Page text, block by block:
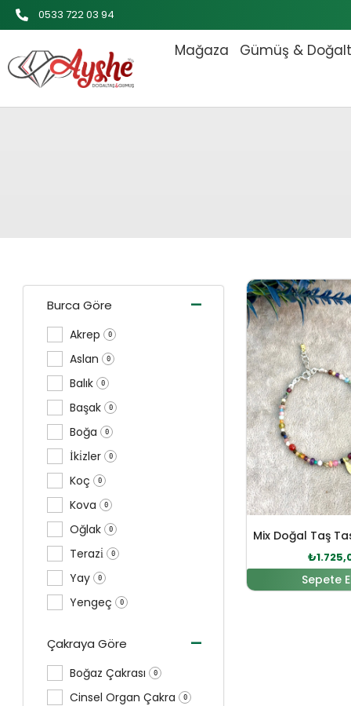
İçeriğe
atla
0533 722 03 94
Mağaza Gümüş &
Burca Göre -
Akrep 0
Aslan 0
Balık 0
Başak 0
Boğa 0
İki̇zler 0
Koç 0
Kova 0
Oğlak 0
Terazi̇ 0
Yay 0
Yengeç 0
Çakraya Göre -
Boğaz Çakrası 0
Cinsel Organ Çakra 0
Orijinal
₺
Sepete